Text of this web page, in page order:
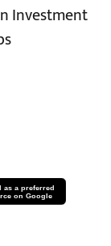
Investment
as a preferred
on Google